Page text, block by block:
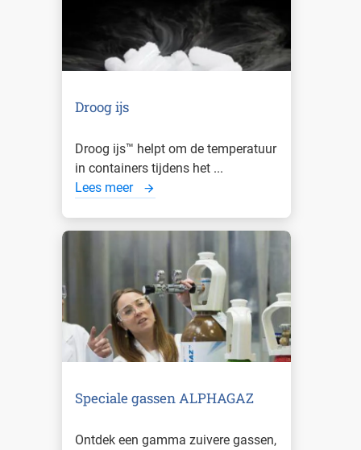
Droog ijs
Droog ijs™ helpt om de temperatuur
in containers tijdens het ...
Lees meer
Speciale gassen ALPHAGAZ
Ontdek een gamma zuivere gassen,